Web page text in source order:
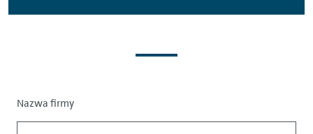
Powitanie
Nazwa firmy